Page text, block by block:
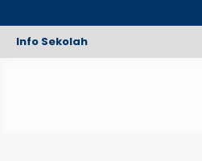
Info Sekolah